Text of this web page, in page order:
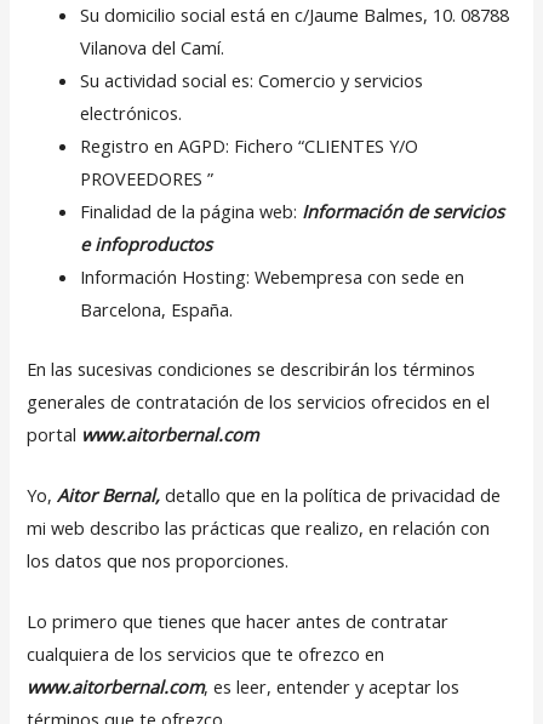
Su domicilio social está en c/Jaume Balmes, 10. 08788
Vilanova del Camí.
Su actividad social es: Comercio y servicios
electrónicos.
Registro en AGPD: Fichero “CLIENTES Y/O
PROVEEDORES ”
Finalidad de la página web: Información de servicios
e infoproductos
Información Hosting: Webempresa con sede en
Barcelona, España.
En las sucesivas condiciones se describirán los términos
generales de contratación de los servicios ofrecidos en el
portal www.aitorbernal.com
Yo,Aitor Bernal, detallo que en la política de privacidad de
mi web describo las prácticas que realizo, en relación con
los datos que nos proporciones.
Lo primero que tienes que hacer antes de contratar
cualquiera de los servicios que te ofrezco en
www.aitorbernal.com, es leer, entender y aceptar los